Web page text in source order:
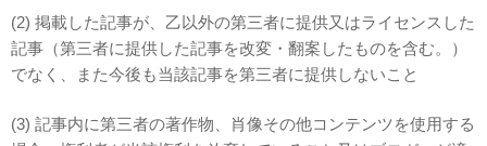
(2) 掲載した記事が、乙以外の第三者に提供又はライセンスした
記事（第三者に提供した記事を改変・翻案したものを含む。）
でなく、また今後も当該記事を第三者に提供しないこと
(3) 記事内に第三者の著作物、肖像その他コンテンツを使用する